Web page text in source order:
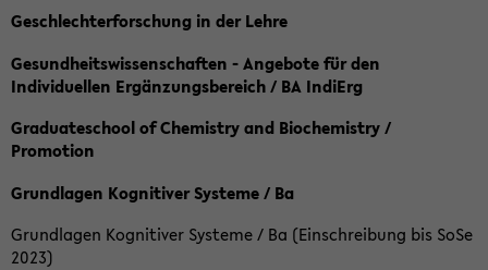
Geschlechterforschung in der Lehre
Gesundheitswissenschaften - Angebote für den
Individuellen Ergänzungsbereich / BA IndiErg
Graduateschool of Chemistry and Biochemistry /
Promotion
Grundlagen Kognitiver Systeme / Ba
Grundlagen Kognitiver Systeme / Ba (Einschreibung bis SoSe
2023)